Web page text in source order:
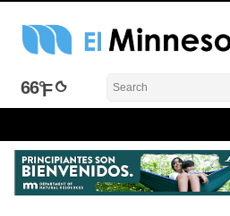
Skip
El Minnesota de Hoy Noticias
Latino Noticias Minnesota News
66°